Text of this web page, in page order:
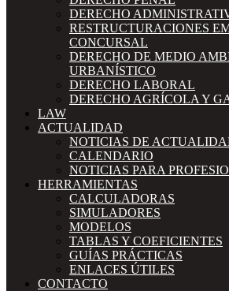
DERECHO
RESTRUCTURACIONES
CONCURSAL
DERECHO DE MEDIO
URBANÍSTICO
DERECHO LABORAL
DERECHO AGRÍCOLA Y
LAW
ACTUALIDAD
NOTICIAS DE
CALENDARIO
NOTICIAS PARA
HERRAMIENTAS
CALCULADORAS
SIMULADORES
MODELOS
TABLAS Y COEFICIENTES
GUÍAS PRÁCTICAS
ENLACES ÚTILES
CONTACTO